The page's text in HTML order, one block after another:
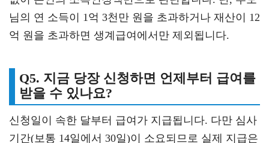
님의 연 소득이 1억 3천만 원을 초과하거나 재산이 12
억 원을 초과하면 생계급여에서만 제외됩니다.
Q5. 지금 당장 신청하면 언제부터 급여를
받을 수 있나요?
신청일이 속한 달부터 급여가 지급됩니다. 다만 심사
기간(보통 14일에서 30일)이 소요되므로 실제 지급은